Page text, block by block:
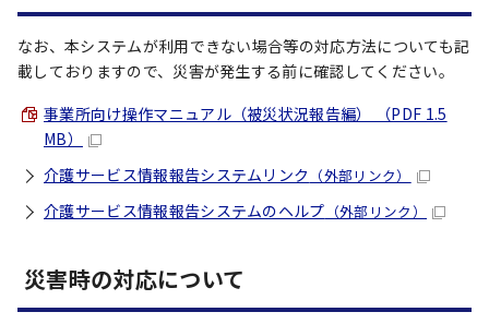
なお、本システムが利用できない場合等の対応方法についても記
載しておりますので、災害が発生する前に確認してください。
事業所向け操作マニュアル（被災状況報告編） （PDF 1.5
MB）
介護サービス情報報告システムリンク （外部リンク）
介護サービス情報報告システムのヘルプ （外部リンク）
災害時の対応について